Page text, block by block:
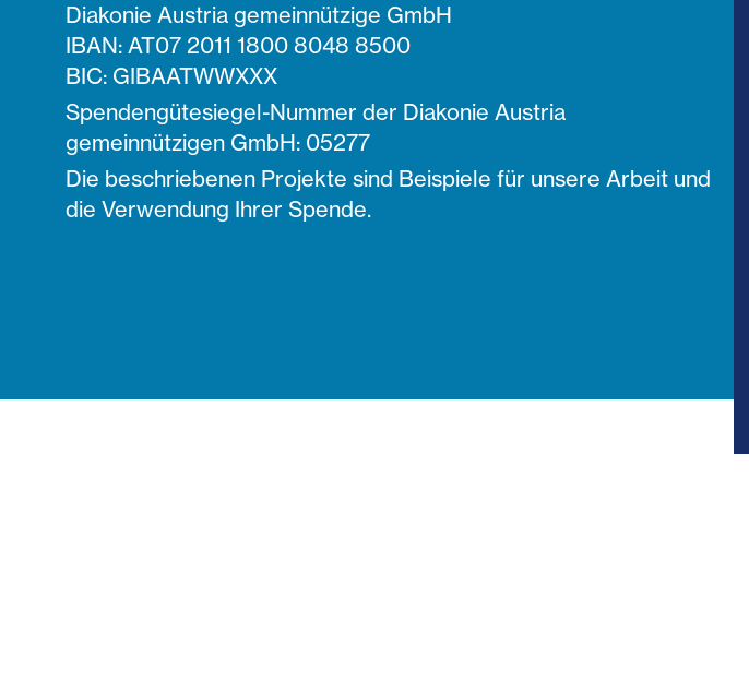
Diakonie Austria gemeinnützige GmbH
IBAN: AT07 2011 1800 8048 8500
BIC: GIBAATWWXXX
Spendengütesiegel-Nummer der Diakonie Austria
gemeinnützigen GmbH: 05277
Die beschriebenen Projekte sind Beispiele für unsere Arbeit und
die Verwendung Ihrer Spende.